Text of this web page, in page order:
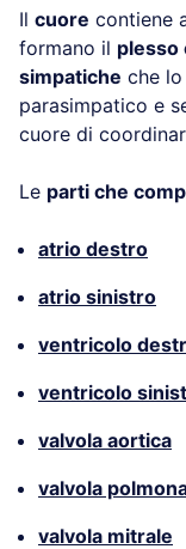
Il cuore contiene
formano il plesso
simpatiche che
parasimpatico e
cuore di
Le parti che
atrio destro
atrio sinistro
ventricolo
ventricolo
valvola aortica
valvola
valvola mitrale